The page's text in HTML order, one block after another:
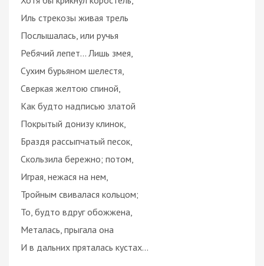
Иль стрекозы живая трель
Послышалась, или ручья
Ребячий лепет... Лишь змея,
Сухим бурьяном шелестя,
Сверкая желтою спиной,
Как будто надписью златой
Покрытый донизу клинок,
Браздя рассыпчатый песок,
Скользила бережно; потом,
Играя, нежася на нем,
Тройным свивалася кольцом;
То, будто вдруг обожжена,
Металась, прыгала она
И в дальних пряталась кустах...